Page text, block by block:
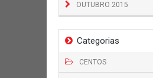
OUTUBRO 2015
Categorias
CENTOS